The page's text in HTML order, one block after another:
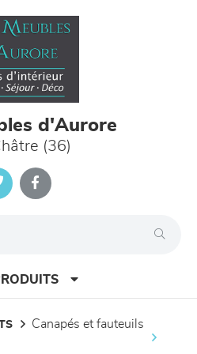
d'Aurore
(36)
canapés et fauteuils